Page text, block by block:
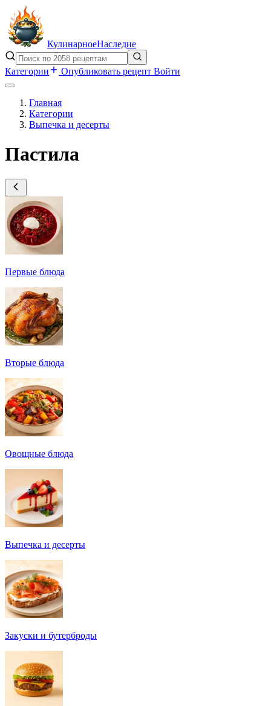
КулинарноеНаследие
Категории Опубликовать рецепт Войти
Главная
Категории
Выпечка и десерты
Пастила
Первые блюда
Вторые блюда
Овощные блюда
Выпечка и десерты
Закуски и бутерброды